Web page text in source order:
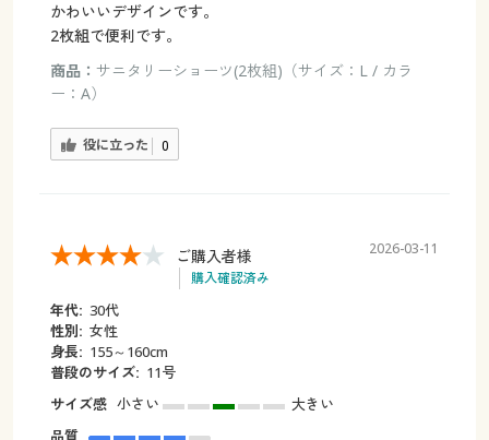
かわいいデザインです。
2枚組で便利です。
商品： サニタリーショーツ(2枚組)（サイズ：L / カラ
ー：A）
役に立った 0
ご購入者様
購入確認済み
2026-03-11
年代: 30代
性別: 女性
身長: 155～160cm
普段のサイズ: 11号
サイズ感 小さい
大きい
品質